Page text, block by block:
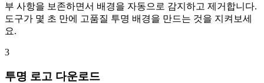
부 사항을 보존하면서 배경을 자동으로 감지하고 제거합니다.
도구가 몇 초 만에 고품질 투명 배경을 만드는 것을 지켜보세
요.
3
투명 로고 다운로드